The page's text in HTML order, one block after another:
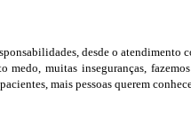
desde o
muitas inseguranças,
mais pessoas querem